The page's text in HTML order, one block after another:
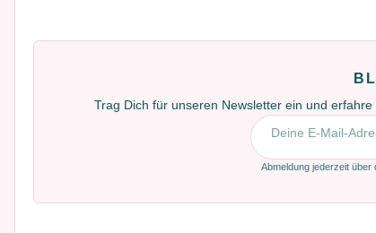
Trag Dich für unseren Newsletter ein und
E-Mail-Adresse
Abmeldung jederzeit über